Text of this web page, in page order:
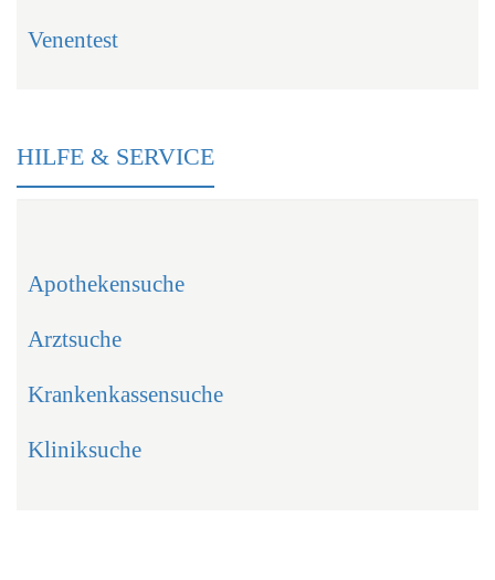
Venentest
HILFE & SERVICE
Apothekensuche
Arztsuche
Krankenkassensuche
Kliniksuche